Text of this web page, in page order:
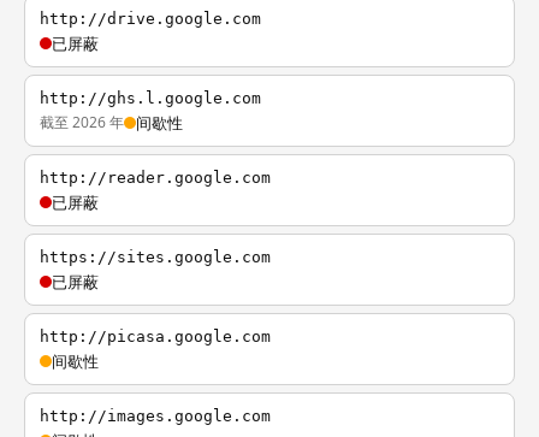
http://drive.google.com
已屏蔽
http://ghs.l.google.com
截至 2026 年 间歇性
http://reader.google.com
已屏蔽
https://sites.google.com
已屏蔽
http://picasa.google.com
间歇性
http://images.google.com